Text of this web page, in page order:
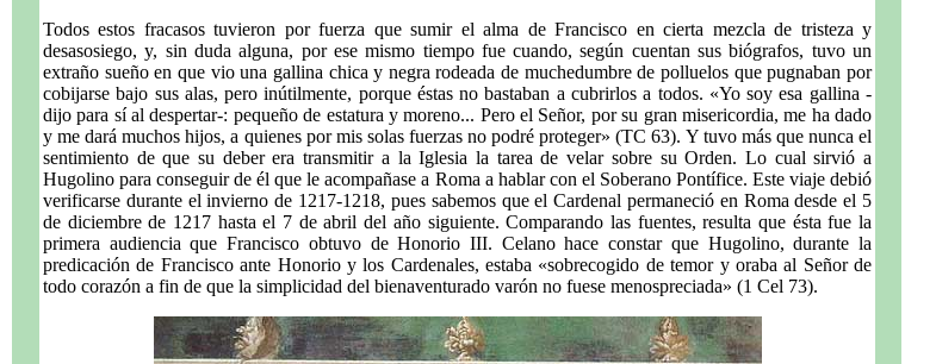
Todos estos fracasos tuvieron por fuerza que sumir el alma de Francisco en cierta mezcla de tristeza y
desasosiego, y, sin duda alguna, por ese mismo tiempo fue cuando, según cuentan sus biógrafos, tuvo un
extraño sueño en que vio una gallina chica y negra rodeada de muchedumbre de polluelos que pugnaban por
cobijarse bajo sus alas, pero inútilmente, porque éstas no bastaban a cubrirlos a todos. «Yo soy esa gallina -
dijo para sí al despertar-: pequeño de estatura y moreno... Pero el Señor, por su gran misericordia, me ha dado
y me dará muchos hijos, a quienes por mis solas fuerzas no podré proteger» (TC 63). Y tuvo más que nunca el
sentimiento de que su deber era transmitir a la Iglesia la tarea de velar sobre su Orden. Lo cual sirvió a
Hugolino para conseguir de él que le acompañase a Roma a hablar con el Soberano Pontífice. Este viaje debió
verificarse durante el invierno de 1217-1218, pues sabemos que el Cardenal permaneció en Roma desde el 5
de diciembre de 1217 hasta el 7 de abril del año siguiente. Comparando las fuentes, resulta que ésta fue la
primera audiencia que Francisco obtuvo de Honorio III. Celano hace constar que Hugolino, durante la
predicación de Francisco ante Honorio y los Cardenales, estaba «sobrecogido de temor y oraba al Señor de
todo corazón a fin de que la simplicidad del bienaventurado varón no fuese menospreciada» (1 Cel 73).